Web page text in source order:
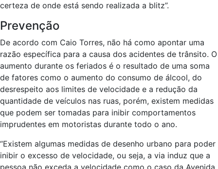
certeza de onde está sendo realizada a blitz”.
Prevenção
De acordo com Caio Torres, não há como apontar uma
razão específica para a causa dos acidentes de trânsito. O
aumento durante os feriados é o resultado de uma soma
de fatores como o aumento do consumo de álcool, do
desrespeito aos limites de velocidade e a redução da
quantidade de veículos nas ruas, porém, existem medidas
que podem ser tomadas para inibir comportamentos
imprudentes em motoristas durante todo o ano.
“Existem algumas medidas de desenho urbano para poder
inibir o excesso de velocidade, ou seja, a via induz que a